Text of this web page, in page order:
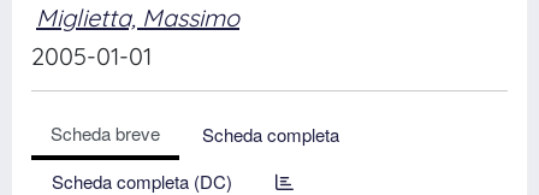
Miglietta, Massimo
2005-01-01
Scheda breve
Scheda completa
Scheda completa (DC)